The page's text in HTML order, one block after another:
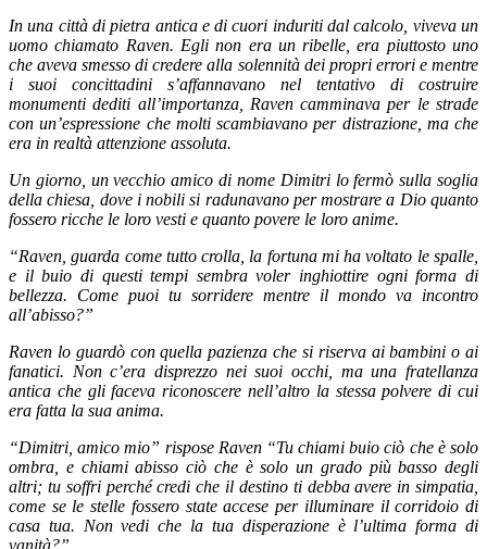
In una città di pietra antica e di cuori induriti dal calcolo, viveva un
uomo chiamato Raven. Egli non era un ribelle, era piuttosto uno
che aveva smesso di credere alla solennità dei propri errori e mentre
i suoi concittadini s’affannavano nel tentativo di costruire
monumenti dediti all’importanza, Raven camminava per le strade
con un’espressione che molti scambiavano per distrazione, ma che
era in realtà attenzione assoluta.
Un giorno, un vecchio amico di nome Dimitri lo fermò sulla soglia
della chiesa, dove i nobili si radunavano per mostrare a Dio quanto
fossero ricche le loro vesti e quanto povere le loro anime.
“Raven, guarda come tutto crolla, la fortuna mi ha voltato le spalle,
e il buio di questi tempi sembra voler inghiottire ogni forma di
bellezza. Come puoi tu sorridere mentre il mondo va incontro
all’abisso?”
Raven lo guardò con quella pazienza che si riserva ai bambini o ai
fanatici. Non c’era disprezzo nei suoi occhi, ma una fratellanza
antica che gli faceva riconoscere nell’altro la stessa polvere di cui
era fatta la sua anima.
“Dimitri, amico mio” rispose Raven “Tu chiami buio ciò che è solo
ombra, e chiami abisso ciò che è solo un grado più basso degli
altri; tu soffri perché credi che il destino ti debba avere in simpatia,
come se le stelle fossero state accese per illuminare il corridoio di
casa tua. Non vedi che la tua disperazione è l’ultima forma di